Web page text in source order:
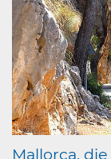
Mallorca,